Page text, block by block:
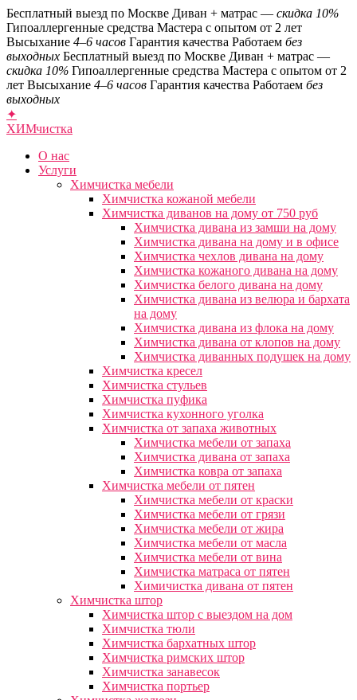
Бесплатный выезд по Москве Диван + матрас — скидка 10%
Гипоаллергенные средства Мастера с опытом от 2 лет
Высыхание 4–6 часов Гарантия качества Работаем без
выходных Бесплатный выезд по Москве Диван + матрас —
скидка 10% Гипоаллергенные средства Мастера с опытом от 2
лет Высыхание 4–6 часов Гарантия качества Работаем без
выходных
✦
ХИМчистка
О нас
Услуги
Химчистка мебели
Химчистка кожаной мебели
Химчистка диванов на дому от 750 руб
Химчистка дивана из замши на дому
Химчистка дивана на дому и в офисе
Химчистка чехлов дивана на дому
Химчистка кожаного дивана на дому
Химчистка белого дивана на дому
Химчистка дивана из велюра и бархата
на дому
Химчистка дивана из флока на дому
Химчистка дивана от клопов на дому
Химчистка диванных подушек на дому
Химчистка кресел
Химчистка стульев
Химчистка пуфика
Химчистка кухонного уголка
Химчистка от запаха животных
Химчистка мебели от запаха
Химчистка дивана от запаха
Химчистка ковра от запаха
Химчистка мебели от пятен
Химчистка мебели от краски
Химчистка мебели от грязи
Химчистка мебели от жира
Химчистка мебели от масла
Химчистка мебели от вина
Химчистка матраса от пятен
Химичистка дивана от пятен
Химчистка штор
Химчистка штор с выездом на дом
Химчистка тюли
Химчистка бархатных штор
Химчистка римских штор
Химчистка занавесок
Химчистка портьер